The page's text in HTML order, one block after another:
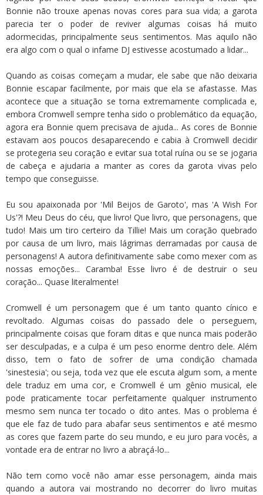
Bonnie não trouxe apenas novas cores para sua vida; a garota
parecia ter o poder de reviver algumas coisas há muito
adormecidas, principalmente seus sentimentos. Mas aquilo não
era algo com o qual o infame DJ estivesse acostumado a lidar...
Quando as coisas começam a mudar, ele sabe que não deixaria
Bonnie escapar facilmente, por mais que ela se afastasse. Mas
acontece que a situação se torna extremamente complicada e,
embora Cromwell sempre tenha sido o problemático da equação,
agora era Bonnie quem precisava de ajuda... As cores de Bonnie
estavam aos poucos desaparecendo e cabia à Cromwell decidir
se protegeria seu coração e evitar sua total ruína ou se se jogaria
de cabeça e ajudaria a manter as cores da garota vivas pelo
tempo que conseguisse.
Eu sou apaixonada por 'Mil Beijos de Garoto', mas 'A Wish For
Us'?! Meu Deus do céu, que livro! Que livro, que personagens, que
tudo! Mais um tiro certeiro da Tillie! Mais um coração quebrado
por causa de um livro, mais lágrimas derramadas por causa de
personagens! A autora definitivamente sabe como mexer com as
nossas emoções... Caramba! Esse livro é de destruir o seu
coração... Quase literalmente!
Cromwell é um personagem que é um tanto quanto cínico e
revoltado. Algumas coisas do passado dele o perseguem,
principalmente coisas que foram ditas e que nunca mais poderão
ser desculpadas, e a culpa é um peso enorme dentro dele. Além
disso, tem o fato de sofrer de uma condição chamada
'sinestesia'; ou seja, toda vez que ele escuta algum som, a mente
dele traduz em uma cor, e Cromwell é um gênio musical, ele
pode praticamente tocar perfeitamente qualquer instrumento
mesmo sem nunca ter tocado o dito antes. Mas o problema é
que ele faz de tudo para abafar seus sentimentos e até mesmo
as cores que fazem parte do seu mundo, e eu juro para vocês, a
vontade era de entrar no livro a abraçá-lo...
Não tem como você não amar esse personagem, ainda mais
quando a autora vai mostrando no decorrer do livro muitas